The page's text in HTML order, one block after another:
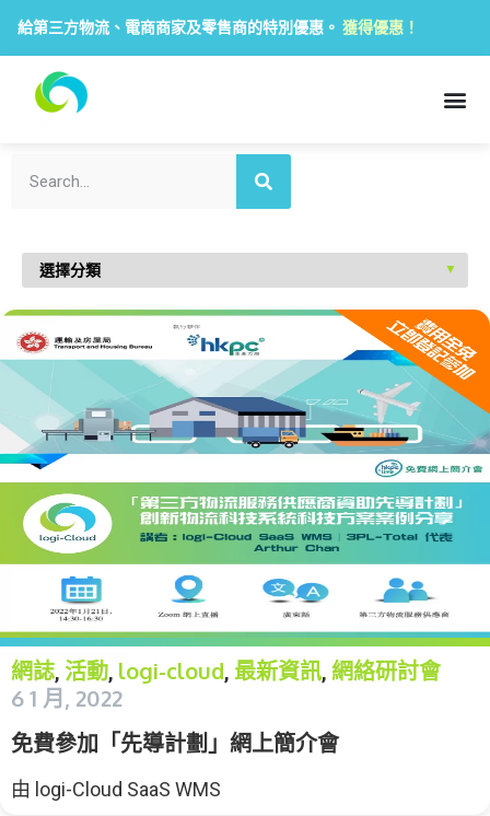
給第三方物流、電商商家及零售商的特別優惠。 獲得優惠！
網誌, 活動, logi-cloud, 最新資訊, 網絡研討會
6 1 月, 2022
免費參加「先導計劃」網上簡介會
由 logi-Cloud SaaS WMS